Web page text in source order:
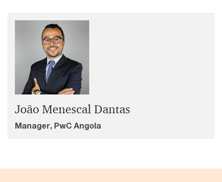
João Menescal Dantas
Manager, PwC Angola